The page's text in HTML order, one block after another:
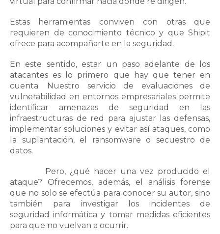
Estas herramientas conviven con otras que
requieren de conocimiento técnico y que Shipit
ofrece para acompañarte en la seguridad.
En este sentido, estar un paso adelante de los
atacantes es lo primero que hay que tener en
cuenta. Nuestro servicio de evaluaciones de
vulnerabilidad en entornos empresariales permite
identificar amenazas de seguridad en las
infraestructuras de red para ajustar las defensas,
implementar soluciones y evitar así ataques, como
la suplantación, el ransomware o secuestro de
datos.
Pero, ¿qué hacer una vez producido el
ataque? Ofrecemos, además, el análisis forense
que no solo se efectúa para conocer su autor, sino
también para investigar los incidentes de
seguridad informática y tomar medidas eficientes
para que no vuelvan a ocurrir.